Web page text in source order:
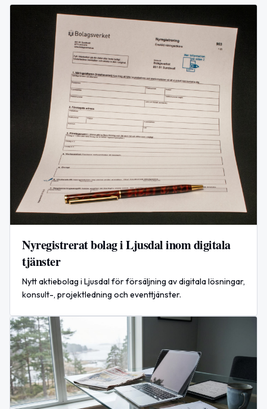
Nyregistrerat bolag i Ljusdal inom digitala
tjänster
Nytt aktiebolag i Ljusdal för försäljning av digitala lösningar,
konsult-, projektledning och eventtjänster.